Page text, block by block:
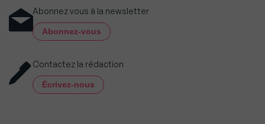
Abonnez vous à la newsletter
Abonnez-vous
Contactez la rédaction
Écrivez-nous